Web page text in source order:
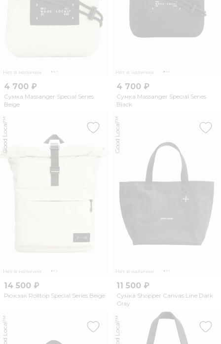
Нет в наличии
4 700 ₽
Сумка Massanger Special Series
Beige
Нет в наличии
4 700 ₽
Сумка Massanger Special Series
Black
Нет в наличии
Good Local™
14 500 ₽
Рюкзак Rolltop Special Series Beige
Нет в наличии
Good Local™
11 500 ₽
Сумка Shopper Canvas Line Dark
Gray
Good Local™ Good Local™